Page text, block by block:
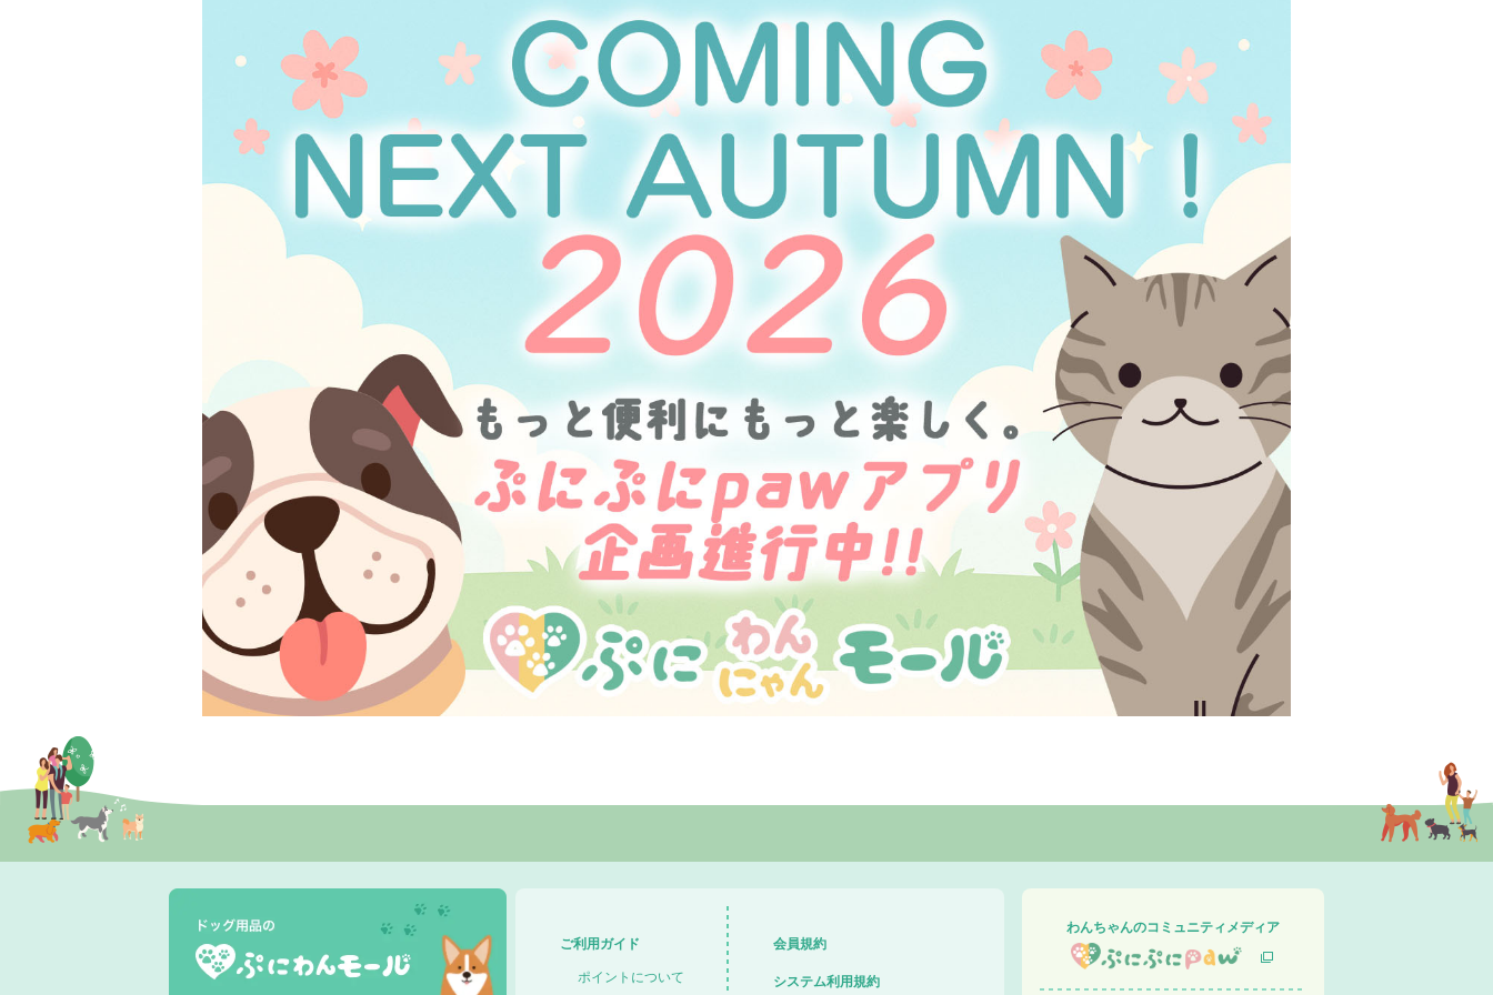
ご利用ガイド
ポイントについて
会員規約
システム利用規約
わんちゃんのコミュニティメディア